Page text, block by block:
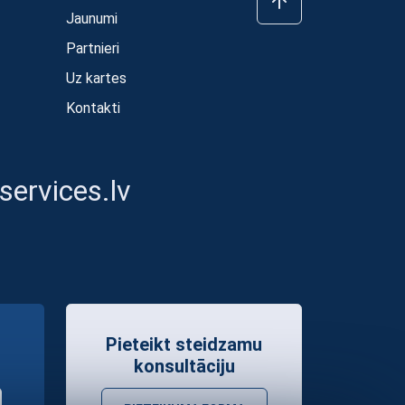
Jaunumi
Partnieri
Uz kartes
Kontakti
Pieteikt steidzamu
konsultāciju